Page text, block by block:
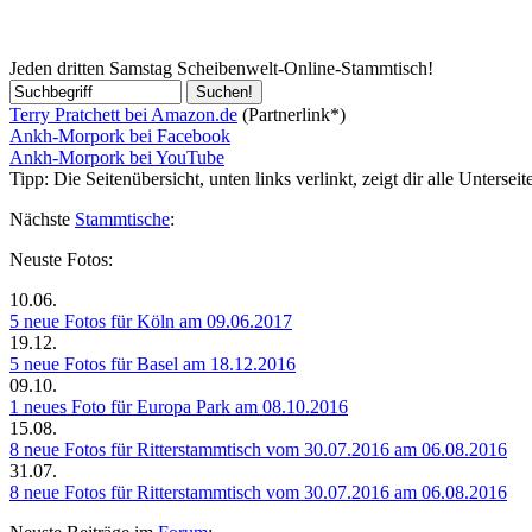
Jeden dritten Samstag Scheibenwelt-Online-Stammtisch!
Terry Pratchett bei Amazon.de (Partnerlink*)
Ankh-Morpork bei Facebook
Ankh-Morpork bei YouTube
Tipp: Die Seitenübersicht, unten links verlinkt, zeigt dir alle
Nächste Stammtische:
Neuste Fotos:
10.06.
5 neue Fotos für Köln am 09.06.2017
19.12.
5 neue Fotos für Basel am 18.12.2016
09.10.
1 neues Foto für Europa Park am 08.10.2016
15.08.
8 neue Fotos für Ritterstammtisch vom 30.07.2016 am 06.08.2016
31.07.
8 neue Fotos für Ritterstammtisch vom 30.07.2016 am 06.08.2016